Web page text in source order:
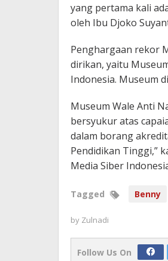
yang pertama kali
oleh Ibu Djoko
Penghargaan rekor
dirikan, yaitu
Indonesia. Museum
Museum Wale Anti
bersyukur atas
dalam borang
Pendidikan Tinggi,”
Media Siber
Tagged Benny
by Zulnadi
Follow Us On